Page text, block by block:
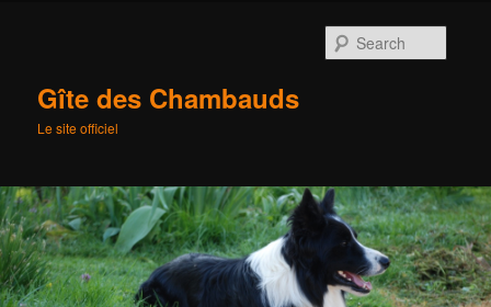
Gîte des Chambauds
Le site officiel